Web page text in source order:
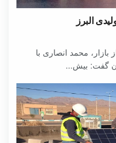
بازار، محمد انصاری با
گفت: بیش...